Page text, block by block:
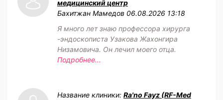
медицинский центр
Бахитжан Мамедов 06.08.2026 13:18
Я много лет знаю профессора хирурга
-эндоскописта Узакова Жахонгира
Низамовича. Он лечил моего отца.
Подробнее...
Название клиники: Ra'no Fayz (RF-Med